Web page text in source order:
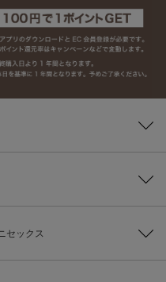
セックス